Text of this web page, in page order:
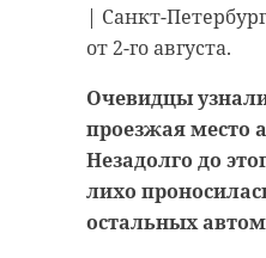
| Санкт-
от 2-го августа.
Очевидцы
проезжая место
Незадолго до
лихо
остальных
Руслан
чтобы историки-
больше узнали о
этом году
рассекретят
летней давности
Самой
демонстрация
наступательных
Красной Армии,
и штурм
сооружений.